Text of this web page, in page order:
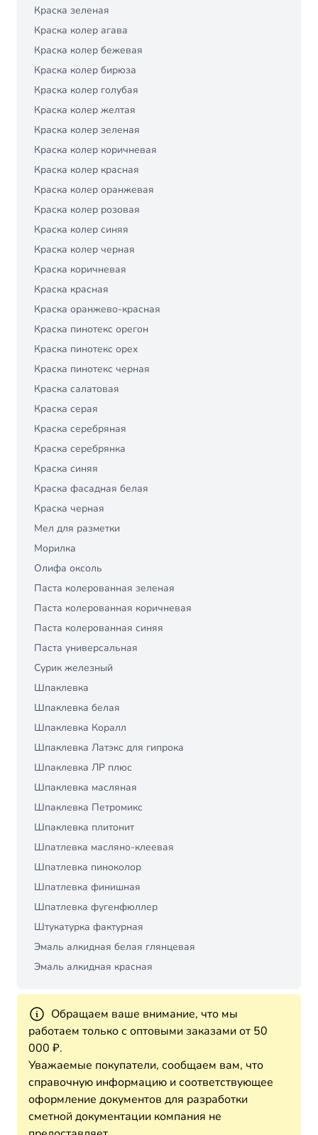
Краска зеленая
Краска колер агава
Краска колер бежевая
Краска колер бирюза
Краска колер голубая
Краска колер желтая
Краска колер зеленая
Краска колер коричневая
Краска колер красная
Краска колер оранжевая
Краска колер розовая
Краска колер синяя
Краска колер черная
Краска коричневая
Краска красная
Краска оранжево-красная
Краска пинотекс орегон
Краска пинотекс орех
Краска пинотекс черная
Краска салатовая
Краска серая
Краска серебряная
Краска серебрянка
Краска синяя
Краска фасадная белая
Краска черная
Мел для разметки
Морилка
Олифа оксоль
Паста колерованная зеленая
Паста колерованная коричневая
Паста колерованная синяя
Паста универсальная
Сурик железный
Шпаклевка
Шпаклевка белая
Шпаклевка Коралл
Шпаклевка Латэкс для гипрока
Шпаклевка ЛР плюс
Шпаклевка масляная
Шпаклевка Петромикс
Шпаклевка плитонит
Шпатлевка масляно-клеевая
Шпатлевка пиноколор
Шпатлевка финишная
Шпатлевка фугенфюллер
Штукатурка фактурная
Эмаль алкидная белая глянцевая
Эмаль алкидная красная
Обращаем ваше внимание, что мы
работаем только с оптовыми заказами от 50
000 ₽.
Уважаемые покупатели, сообщаем вам, что
справочную информацию и соответствующее
оформление документов для разработки
сметной документации компания не